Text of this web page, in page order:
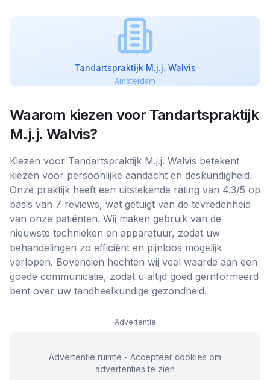
Tandartspraktijk M.j.j. Walvis
Amsterdam
Waarom kiezen voor Tandartspraktijk
M.j.j. Walvis?
Kiezen voor Tandartspraktijk M.j.j. Walvis betekent
kiezen voor persoonlijke aandacht en deskundigheid.
Onze praktijk heeft een uitstekende rating van 4.3/5 op
basis van 7 reviews, wat getuigt van de tevredenheid
van onze patiënten. Wij maken gebruik van de
nieuwste technieken en apparatuur, zodat uw
behandelingen zo efficiënt en pijnloos mogelijk
verlopen. Bovendien hechten wij veel waarde aan een
goede communicatie, zodat u altijd goed geïnformeerd
bent over uw tandheelkundige gezondheid.
Advertentie
Advertentie ruimte - Accepteer cookies om
advertenties te zien